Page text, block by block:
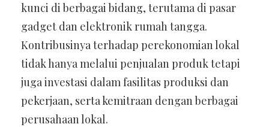
kunci di berbagai bidang, terutama di pasar
gadget dan elektronik rumah tangga.
Kontribusinya terhadap perekonomian lokal
tidak hanya melalui penjualan produk tetapi
juga investasi dalam fasilitas produksi dan
pekerjaan, serta kemitraan dengan berbagai
perusahaan lokal.